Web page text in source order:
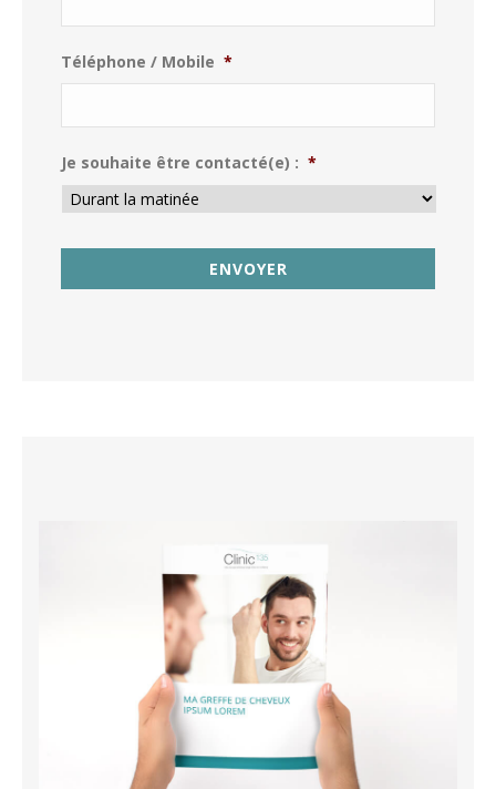
Téléphone / Mobile *
Je souhaite être contacté(e) : *